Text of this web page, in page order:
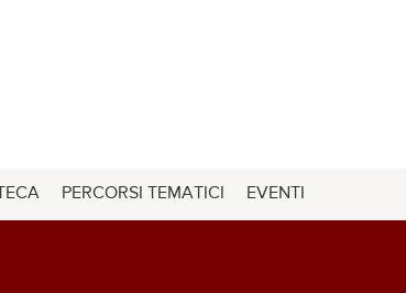
PERCORSI TEMATICI EVENTI